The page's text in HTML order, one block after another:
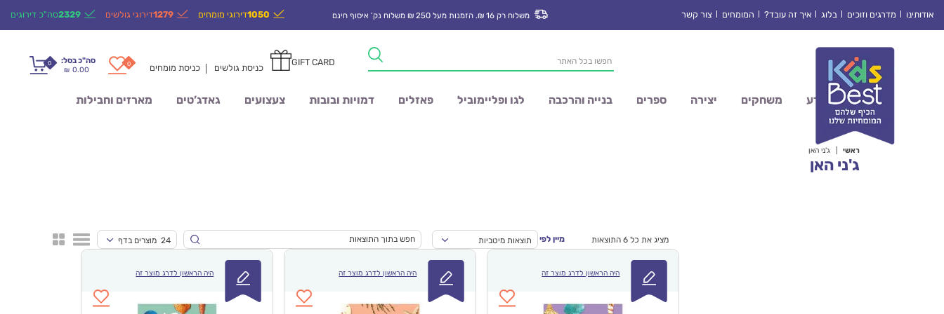
אודותינו מדרגים וזוכים בלוג איך זה עובד? המומחים צור קשר משלוח רק 16 ₪. הזמנות מעל 250 ₪ משלוח נק’ איסוף חינם 1050דירוגי מומחים 1279דירוגי גולשים 2329סה"כ דירוגים
Products
search
GIFT CARD כניסת גולשים כניסת מומחים 0
0 סה"כ בסל:
₪ 0.00
מדע משחקים יצירה ספרים בנייה והרכבה לגו ופליימוביל פאזלים דמויות ובובות צעצועים גאדג’טים מארזים וחבילות
ראשי ג'ני האן
ג'ני האן
מציג את כל 6 התוצאות מיין לפי תוצאות מיטביות 24 מוצרים בדף
היה הראשון לדרג מוצר זה היה הראשון לדרג מוצר זה היה הראשון לדרג מוצר זה